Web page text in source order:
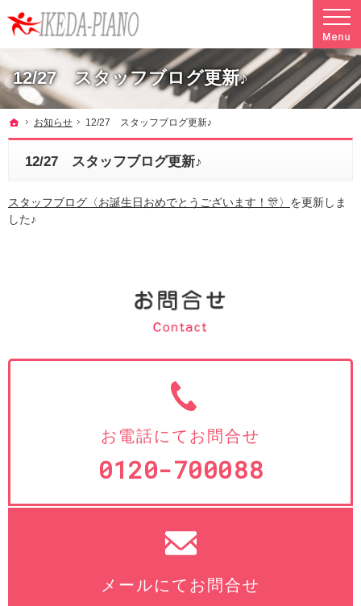
12/27 スタッフブログ更新♪
調律やクリーニングも行っています。ピアノ引越し・運搬・配送なら料金も魅力の当社へ
ホーム
お知らせ 12/27 スタッフブログ更新♪
12/27 スタッフブログ更新♪
スタッフブログ〈お誕生日おめでとうございます！🎊〉 を更新しま
した♪
お電話にてお問合せ
0120-700088
メールにてお問合せ